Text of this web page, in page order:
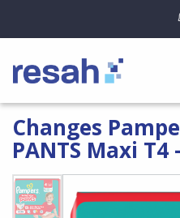
Logo Resah
Changes
PANTS Maxi